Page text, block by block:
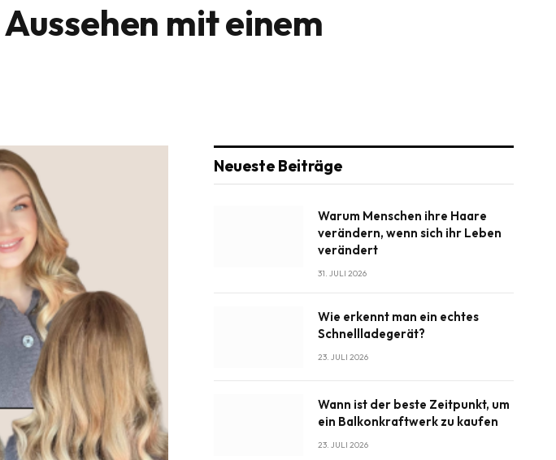
mit einem
Neueste Beiträge
Warum Menschen ihre Haare
verändern, wenn sich ihr Leben
verändert
31. JULI 2026
Wie erkennt man ein echtes
Schnellladegerät?
23. JULI 2026
Wann ist der beste Zeitpunkt, um
ein Balkonkraftwerk zu kaufen
23. JULI 2026